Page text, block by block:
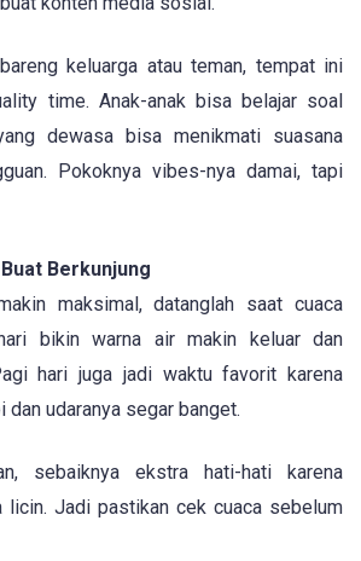
keluarga atau teman, tempat ini
time. Anak-anak bisa belajar soal
dewasa bisa menikmati suasana
Pokoknya vibes-nya damai, tapi
Berkunjung
maksimal, datanglah saat cuaca
bikin warna air makin keluar dan
hari juga jadi waktu favorit karena
dan udaranya segar banget.
sebaiknya ekstra hati-hati karena
licin. Jadi pastikan cek cuaca sebelum